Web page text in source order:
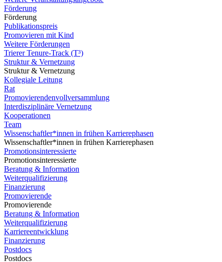
Förderung
Förderung
Publikationspreis
Promovieren mit Kind
Weitere Förderungen
Trierer Tenure-Track (T³)
Struktur & Vernetzung
Struktur & Vernetzung
Kollegiale Leitung
Rat
Promovierendenvollversammlung
Interdisziplinäre Vernetzung
Kooperationen
Team
Wissenschaftler*innen in frühen Karrierephasen
Wissenschaftler*innen in frühen Karrierephasen
Promotionsinteressierte
Promotionsinteressierte
Beratung & Information
Weiterqualifizierung
Finanzierung
Promovierende
Promovierende
Beratung & Information
Weiterqualifizierung
Karriereentwicklung
Finanzierung
Postdocs
Postdocs